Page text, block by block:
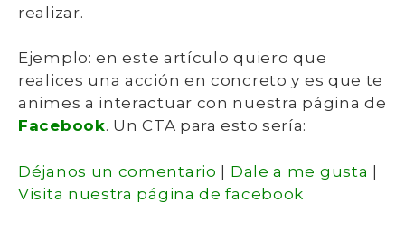
realizar.
Ejemplo: en este artículo quiero que
realices una acción en concreto y es que te
animes a interactuar con nuestra página de
Facebook. Un CTA para esto sería:
Déjanos un comentario | Dale a me gusta |
Visita nuestra página de facebook